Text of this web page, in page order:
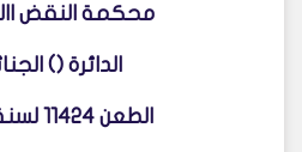
محكمة النقض
الدائرة ()
الطعن 11424 لسنة 89 ق